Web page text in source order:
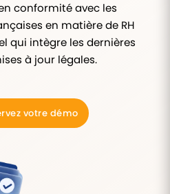
conformité avec les
en matière de RH
qui intègre les dernières
à jour légales.
votre démo